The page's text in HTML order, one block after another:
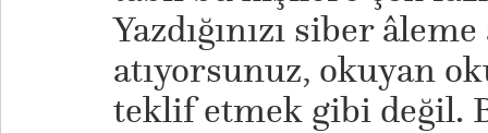
Yazdığınızı siber
atıyorsunuz, okuyan
teklif etmek gibi değil.